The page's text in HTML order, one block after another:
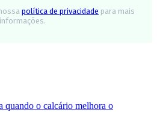
política de privacidade para mais
informações.
quando o calcário melhora o